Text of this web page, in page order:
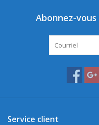
Abonnez-
Service client